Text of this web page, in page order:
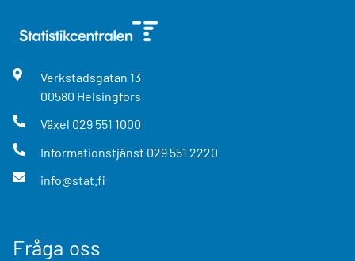
Verkstadsgatan 13
00580 Helsingfors
Växel 029 551 1000
Informationstjänst 029 551 2220
info@stat.fi
Fråga oss